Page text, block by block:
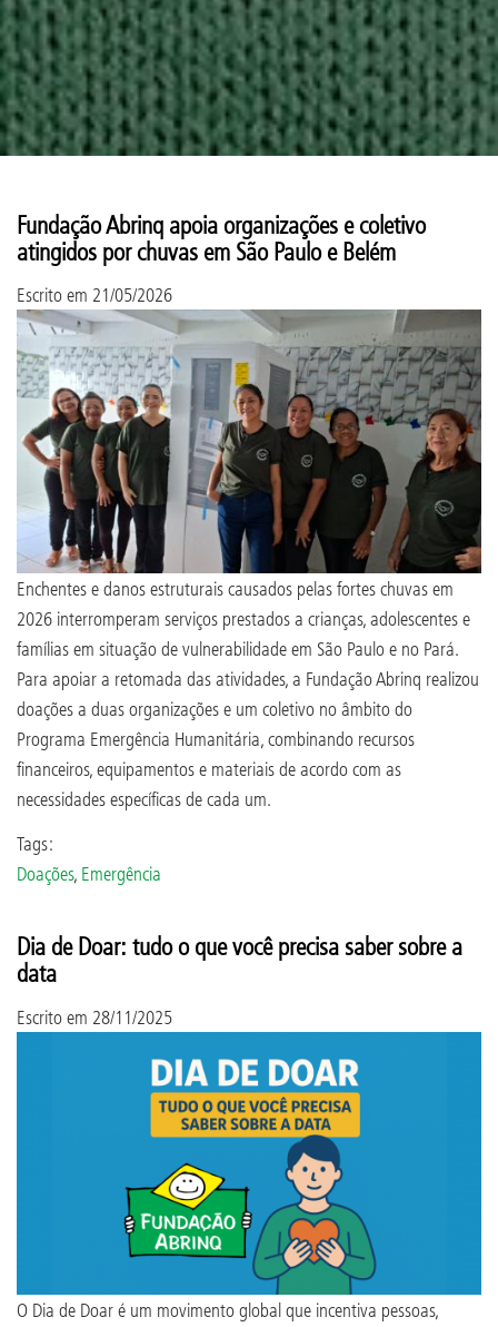
Fundação Abrinq apoia organizações e coletivo
atingidos por chuvas em São Paulo e Belém
Escrito em 21/05/2026
Enchentes e danos estruturais causados pelas fortes chuvas em
2026 interromperam serviços prestados a crianças, adolescentes e
famílias em situação de vulnerabilidade em São Paulo e no Pará.
Para apoiar a retomada das atividades, a Fundação Abrinq realizou
doações a duas organizações e um coletivo no âmbito do
Programa Emergência Humanitária, combinando recursos
financeiros, equipamentos e materiais de acordo com as
necessidades específicas de cada um.
Tags:
Doações, Emergência
Dia de Doar: tudo o que você precisa saber sobre a
data
Escrito em 28/11/2025
O Dia de Doar é um movimento global que incentiva pessoas,